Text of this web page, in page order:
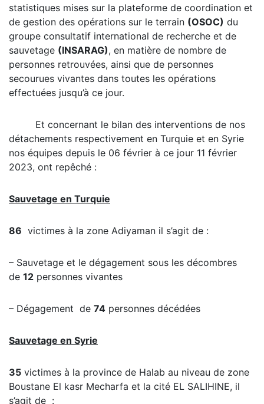
statistiques mises sur la plateforme de coordination et
de gestion des opérations sur le terrain (OSOC) du
groupe consultatif international de recherche et de
sauvetage (INSARAG), en matière de nombre de
personnes retrouvées, ainsi que de personnes
secourues vivantes dans toutes les opérations
effectuées jusqu’à ce jour.
Et concernant le bilan des interventions de nos
détachements respectivement en Turquie et en Syrie
nos équipes depuis le 06 février à ce jour 11 février
2023, ont repêché :
Sauvetage en Turquie
86 victimes à la zone Adiyaman il s’agit de :
– Sauvetage et le dégagement sous les décombres
de 12 personnes vivantes
– Dégagement de 74 personnes décédées
Sauvetage en Syrie
35 victimes à la province de Halab au niveau de zone
Boustane El kasr Mecharfa et la cité EL SALIHINE, il
s’agit de :